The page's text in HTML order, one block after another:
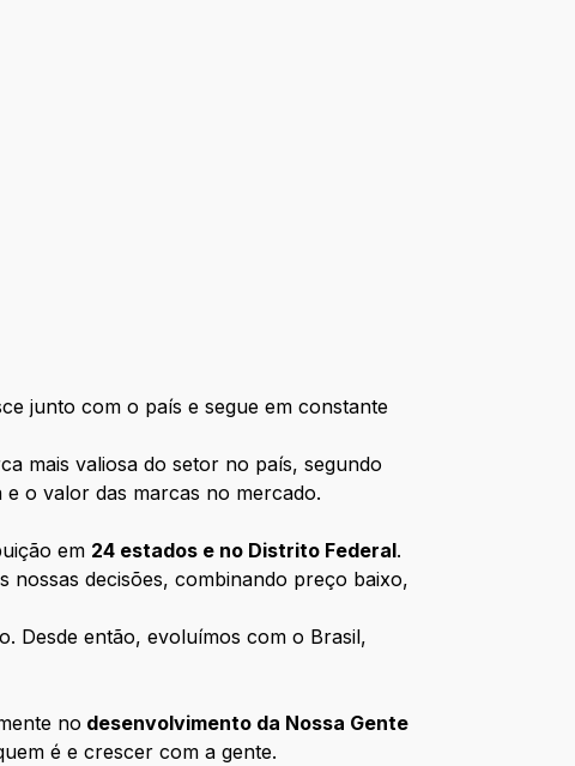
junto com o país e segue em constante
mais valiosa do setor no país, segundo
o valor das marcas no mercado.
em 24 estados e no Distrito Federal.
nossas decisões, combinando preço baixo,
Desde então, evoluímos com o Brasil,
no desenvolvimento da Nossa Gente
é e crescer com a gente.